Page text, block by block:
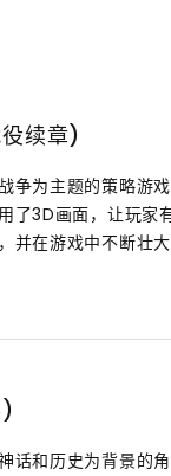
续章)
争为主题的策略游
3D画面，让玩家
并在游戏中不断壮
话和历史为背景的